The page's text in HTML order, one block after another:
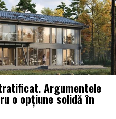
Argumentele
o opțiune solidă în